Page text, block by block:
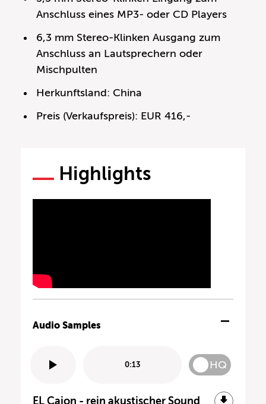
Anschluss eines MP3- oder CD Players
6,3 mm Stereo-Klinken Ausgang zum
Anschluss an Lautsprechern oder
Mischpulten
Herkunftsland: China
Preis (Verkaufspreis): EUR 416,-
Highlights
Audio Samples
0:13 HQ
EL Cajon - rein akustischer Sound